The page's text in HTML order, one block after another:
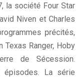
la société Four Star
Niven et Charles
précités,
Texas Ranger, Hoby
de Sécession.
La série